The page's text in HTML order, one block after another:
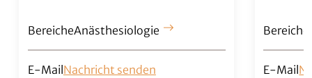
BereicheAnästhesiologie
E-Mail Nachricht senden
Bereiche
E-Mail